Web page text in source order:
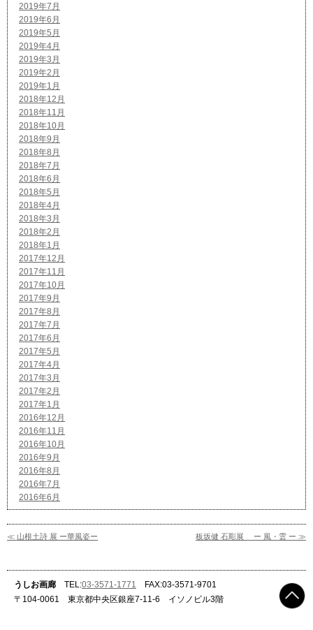
2019年7月
2019年6月
2019年5月
2019年4月
2019年3月
2019年2月
2019年1月
2018年12月
2018年11月
2018年10月
2018年9月
2018年8月
2018年7月
2018年6月
2018年5月
2018年4月
2018年3月
2018年2月
2018年1月
2017年12月
2017年11月
2017年10月
2017年9月
2017年8月
2017年7月
2017年6月
2017年5月
2017年4月
2017年3月
2017年2月
2017年1月
2016年12月
2016年11月
2016年10月
2016年9月
2016年8月
2016年7月
2016年6月
≪ 山根土詩 展 ー華風姿ー 板坂健 石彫展 ー 風・雲 ー ≫
うしお画廊 TEL:03-3571-1771
FAX:03-3571-9701
〒104-0061 東京都中央区銀座7-11-6 イソノビル3階